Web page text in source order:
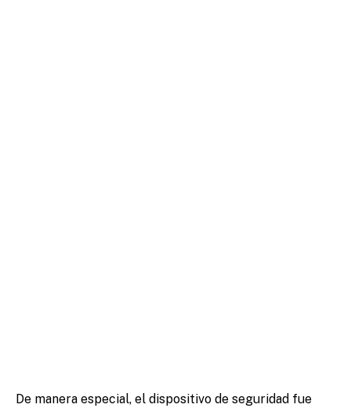
De manera especial, el dispositivo de seguridad fue